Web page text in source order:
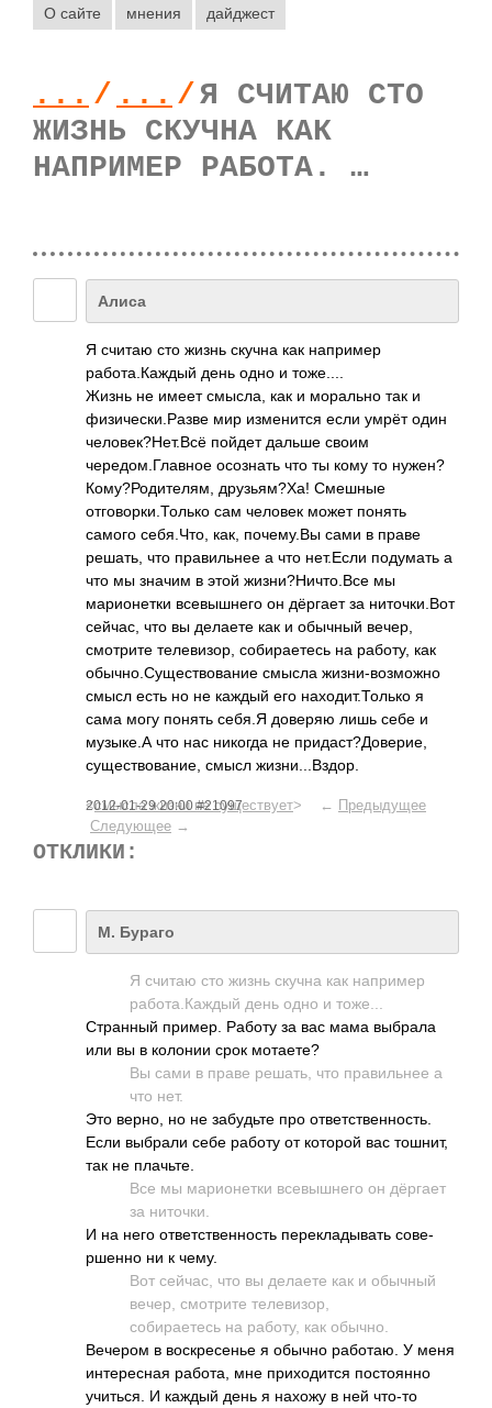
О сайте мнения дайджест
... / ... /Я СЧИТАЮ СТО
ЖИЗНЬ СКУЧНА КАК
НАПРИМЕР РАБОТА. …
Алиса
Я считаю сто жизнь скучна как например
работа.Каждый день одно и тоже....
Жизнь не имеет смысла, как и морально так и
физически.Разве мир изменится если умрёт один
человек?Нет.Всё пойдет дальше своим
чередом.Главное осознать что ты кому то нужен?
Кому?Родит­елям, друзьям?Ха! Смешные
отговорки.Только сам человек может понять
самого себя.Что, как, почему.Вы сами в праве
решать, что правильнее а что нет.Если подумать а
что мы значим в этой жизни?Ничто.Все мы
марионетки всевышнего он дёргает за ниточки.Вот
сейчас, что вы делаете как и обычный вечер,
смотрите телевизор, собираетесь на работу, как
обычно.Существов­ание смысла жизни-возможно
смысл есть но не каждый его находит.Только я
сама могу понять себя.Я доверяю лишь себе и
музыке.А что нас никогда не придаст?Доверие,
существование, смысл жизни...Вздор.
2012-01-29 20:00 #21097
<смысла жизни не существует> ← Предыдущее
Следующее →
ОТКЛИКИ:
М. Бураго
Я считаю сто жизнь скучна как напр­имер
рабо­та.К­аждый день одно и тоже...
Стра­нный пример. Работу за вас мама выбрала
или вы в колонии срок мота­ете?
Вы сами в праве решать, что прав­ильнее а
что нет.
Это верно, но не забу­дьте про отве­тств­енно­сть.
Если выбрали себе работу от которой вас тошнит,
так не плач­ьте.
Все мы мари­онетки всев­ышнего он дёргает
за нито­чки.
И на него отве­тств­енно­сть пере­клад­ывать сове­
ршенно ни к чему.
Вот сейчас, что вы делаете как и обычный
вечер, смот­рите теле­визор,
соби­рает­есь на работу, как обычно.
Вечером в воск­ресе­нье я обычно рабо­таю. У меня
инте­ресная работа, мне прих­одится пост­оянно
учит­ься. И каждый день я нахожу в ней что-то